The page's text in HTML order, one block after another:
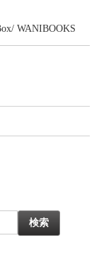
WANIBOOKS